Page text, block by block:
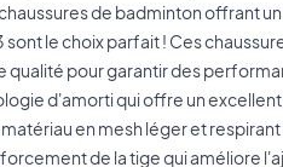
de badminton offrant
sont le choix parfait ! Ces
qualité pour garantir des
d'amorti qui offre un
en mesh léger et respirant
de la tige qui améliore